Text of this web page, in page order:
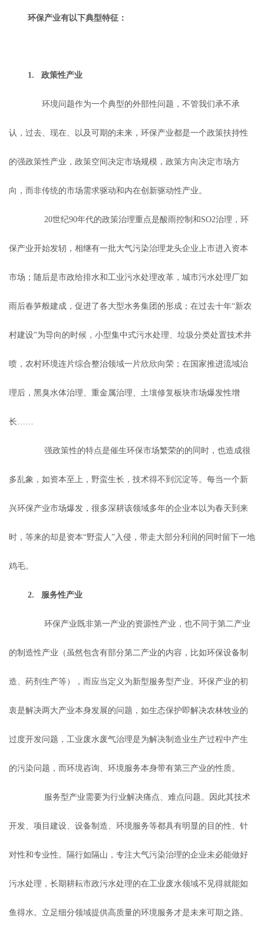
环保产业有以下典型特征：
1. 政策性产业
环境问题作为一个典型的外部性问题，不管我们承不承
认，过去、现在、以及可期的未来，环保产业都是一个政策扶持性
的强政策性产业，政策空间决定市场规模，政策方向决定市场方
向，而非传统的市场需求驱动和内在创新驱动性产业。
20世纪90年代的政策治理重点是酸雨控制和SO2治理，环
保产业开始发轫，相继有一批大气污染治理龙头企业上市进入资本
市场；随后是市政给排水和工业污水处理改革，城市污水处理厂如
雨后春笋般建成，促进了各大型水务集团的形成；在过去十年“新农
村建设”为导向的时候，小型集中式污水处理、垃圾分类处置技术井
喷，农村环境连片综合整治领域一片欣欣向荣；在国家推进流域治
理后，黑臭水体治理、重金属治理、 土壤修复板块市场爆发性增
长……
强政策性的特点是催生环保市场繁荣的的同时，也造成很
多乱象，如资本至上，野蛮生长，技术得不到沉淀等。每当一个新
兴环保产业市场爆发，很多深耕该领域多年的企业本以为春天到来
时，等来的却是资本“野蛮人”入侵，带走大部分利润的同时留下一地
鸡毛。
2. 服务性产业
环保产业既非第一产业的资源性产业，也不同于第二产业
的制造性产业（虽然包含有部分第二产业的内容，比如环保设备制
造、药剂生产等），而应当定义为新型服务型产业。环保产业的初
衷是解决两大产业本身发展的问题，如生态保护即解决农林牧业的
过度开发问题，工业废水废气治理是为解决制造业生产过程中产生
的污染问题，而环境咨询、环境服务本身带有第三产业的性质。
服务型产业需要为行业解决痛点、难点问题。因此其技术
开发、项目建设、设备制造、环境服务等都具有明显的目的性、针
对性和专业性。隔行如隔山，专注大气污染治理的企业未必能做好
污水处理，长期耕耘市政污水处理的在工业废水领域不见得就能如
鱼得水。立足细分领域提供高质量的环境服务才是未来可期之路。